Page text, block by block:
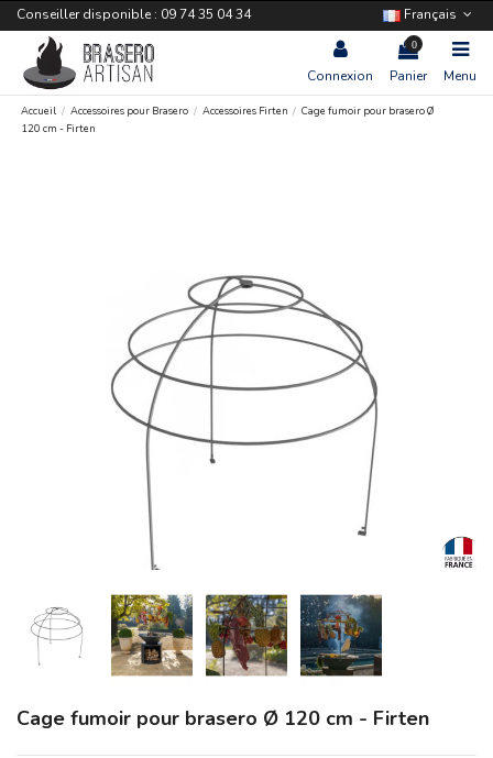
Conseiller disponible : 09 74 35 04 34 Français
Connexion
0
Panier Menu
Accueil Accessoires pour Brasero Accessoires Firten
Cage fumoir pour brasero Ø
120 cm - Firten
Cage fumoir pour brasero Ø 120 cm - Firten